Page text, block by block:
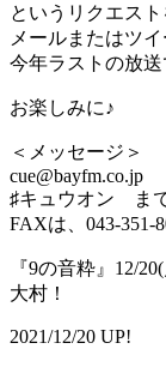
というリクエスト
メールまたはツイ
今年ラストの放
お楽しみに♪
＜メッセージ＞
cue@bayfm.co.jp
♯キュウオン ま
FAXは、043-351-
『9の音粋』12/
大村！
2021/12/20 UP!